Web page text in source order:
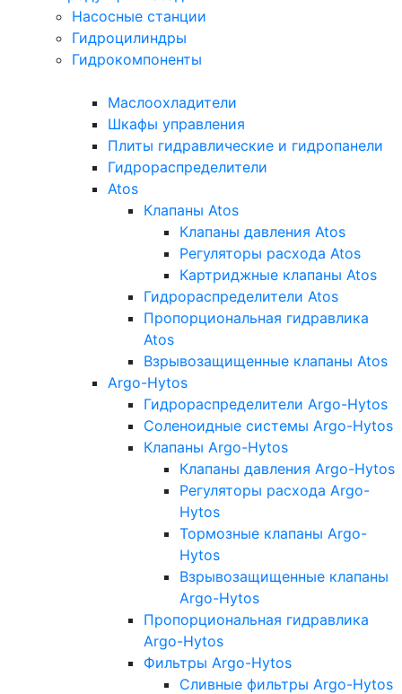
Насосные станции
Гидроцилиндры
Гидрокомпоненты
Маслоохладители
Шкафы управления
Плиты гидравлические и гидропанели
Гидрораспределители
Atos
Клапаны Atos
Клапаны давления Atos
Регуляторы расхода Atos
Картриджные клапаны Atos
Гидрораспределители Atos
Пропорциональная гидравлика
Atos
Взрывозащищенные клапаны Atos
Argo-Hytos
Гидрораспределители Argo-Hytos
Соленоидные системы Argo-Hytos
Клапаны Argo-Hytos
Клапаны давления Argo-Hytos
Регуляторы расхода Argo-
Hytos
Тормозные клапаны Argo-
Hytos
Взрывозащищенные клапаны
Argo-Hytos
Пропорциональная гидравлика
Argo-Hytos
Фильтры Argo-Hytos
Сливные фильтры Argo-Hytos